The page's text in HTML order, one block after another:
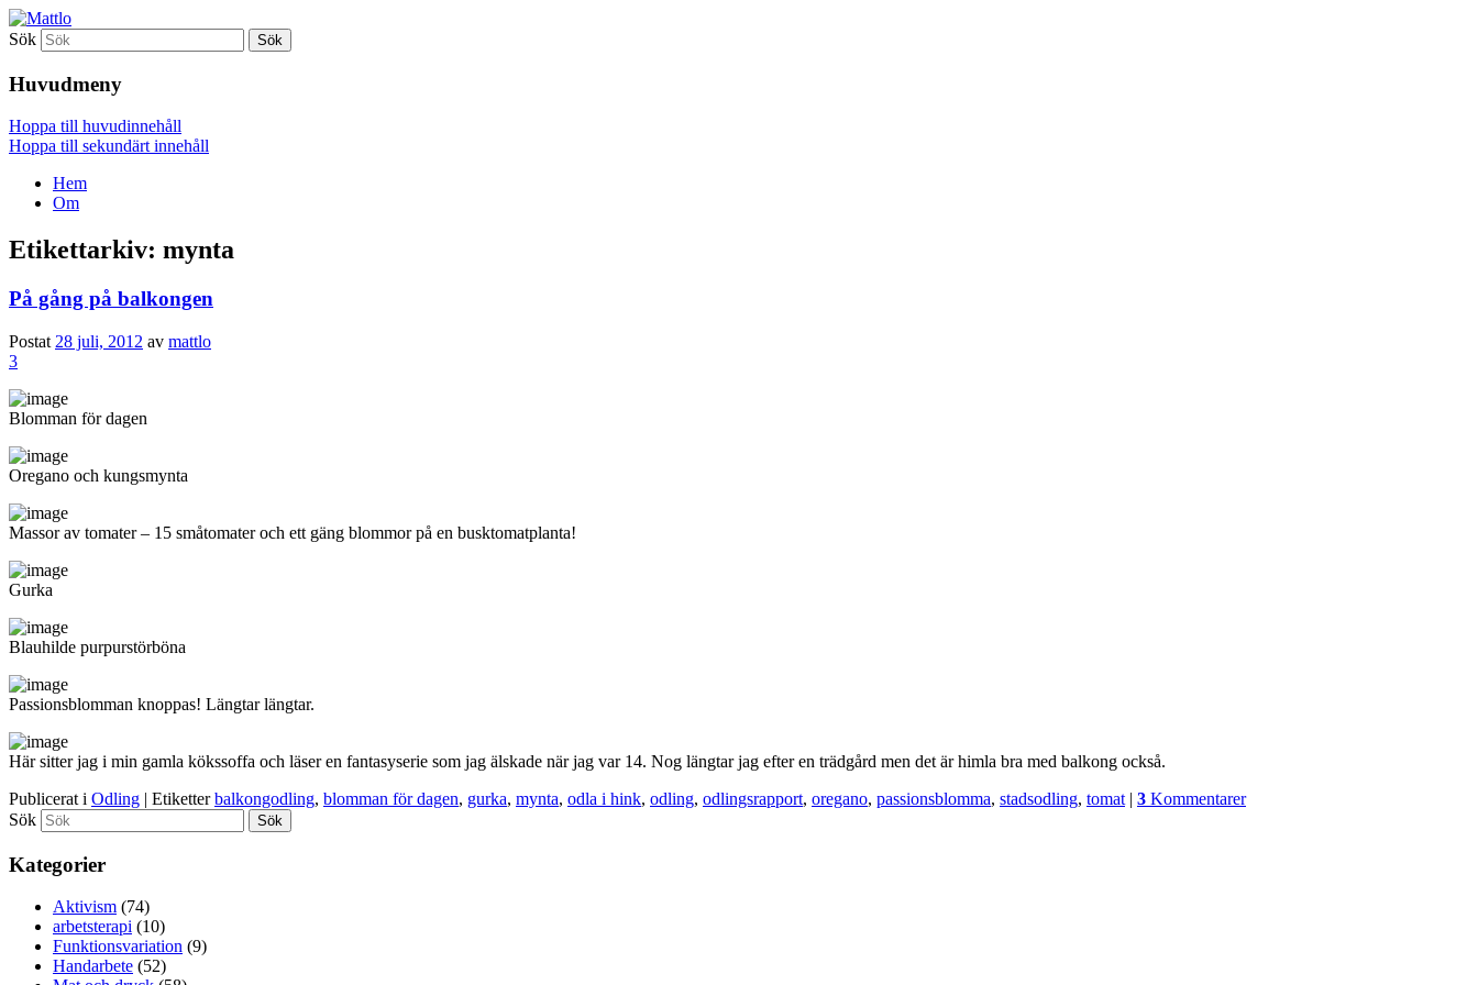
Mattlo
Sök
Huvudmeny
Hoppa till huvudinnehåll
Hoppa till sekundärt innehåll
Hem
Om
Etikettarkiv: mynta
På gång på balkongen
Postat 28 juli, 2012 av mattlo
3
Blomman för dagen
Oregano och kungsmynta
Massor av tomater – 15 småtomater och ett gäng blommor på en busktomatplanta!
Gurka
Blauhilde purpurstörböna
Passionsblomman knoppas! Längtar längtar.
Här sitter jag i min gamla kökssoffa och läser en fantasyserie som jag älskade när jag var 14. Nog längtar jag efter en trädgård men det är himla bra med balkong också.
Publicerat i Odling | Etiketter balkongodling, blomman för dagen, gurka, mynta, odla i hink, odling, odlingsrapport, oregano, passionsblomma, stadsodling, tomat | 3 Kommentarer
Sök
Kategorier
Aktivism (74)
arbetsterapi (10)
Funktionsvariation (9)
Handarbete (52)